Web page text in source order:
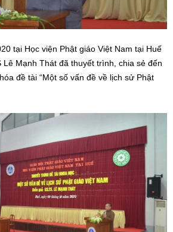
tại Học viện Phật giáo Việt Nam tại Huế
Lê Mạnh Thát đã thuyết trình, chia sẻ đến
đề tài “Một số vấn đề về lịch sử Phật